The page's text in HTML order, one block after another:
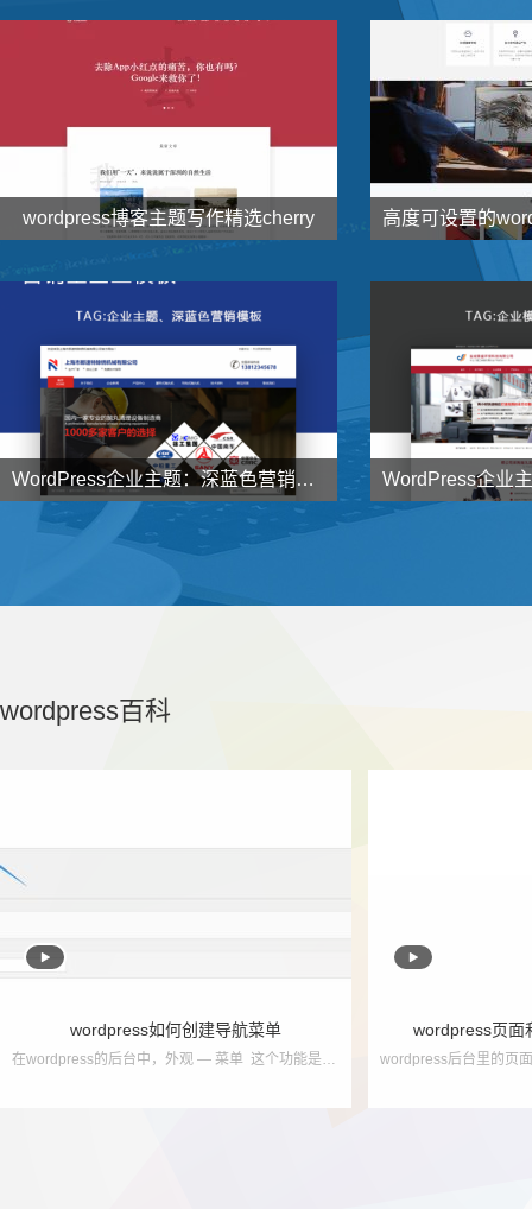
wordpress博客主题写作精选cherry
 138 元 了解详情  1000
WordPress企业主题：深蓝色营销型企业主题NstTheme发布
998 了解详情
wordpress百科

wordpress如何创建导航菜单
在wordpress的后台中，外观 — 菜单 这个功能是用来创建导航菜单使用的！ 如果说，你的wordpress后台没有 外观 — 菜单，只能说明，您使用的主题并没有...

wordpress页面